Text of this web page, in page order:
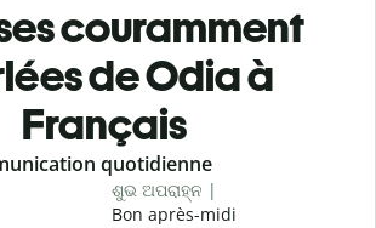
couramment
de Odia à
Français
quotidienne
ଶୁଭ ଅପରାହ୍ନ |
Bon après-midi